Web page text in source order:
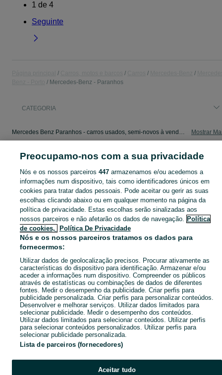
1 de 4
Seguinte
Mercedes-Benz - Paranhos
CATEGORIA
Mercedes Benz Paranhos - carros usados, semi-novos à venda. Veja os anúncios ou publique o seu anúncio de Carros grátis no OLX Portugal. Mostrar
Mapa do site
Mapa das freguesias
Mapa de mini-sites
Pesquisas populares
Preocupamo-nos com a sua privacidade
Nós e os nossos parceiros 447armazenamos e/ou acedemos a
informações num dispositivo, tais como identificadores únicos em
cookies para tratar dados pessoais. Pode aceitar ou gerir as suas
escolhas clicando abaixo ou em qualquer momento na página da
política de privacidade. Estas escolhas serão sinalizadas aos
nossos parceiros e não afetarão os dados de navegação. Política
de cookies,
Política De Privacidade
Nós e os nossos parceiros tratamos os dados para
fornecermos:
Utilizar dados de geolocalização precisos. Procurar ativamente as
características do dispositivo para identificação. Armazenar e/ou
aceder a informações num dispositivo. Compreender os públicos
através de estatísticas ou combinações de dados de diferentes
fontes. Medir o desempenho da publicidade. Criar perfis para
publicidade personalizada. Criar perfis para personalizar conteúdos.
Desenvolver e melhorar serviços. Utilizar dados limitados para
selecionar publicidade. Medir o desempenho dos conteúdos.
Utilizar dados limitados para selecionar conteúdos. Utilizar perfis
para selecionar conteúdos personalizados. Utilizar perfis para
selecionar publicidade personalizada.
Lista de parceiros (fornecedores)
Aceitar tudo